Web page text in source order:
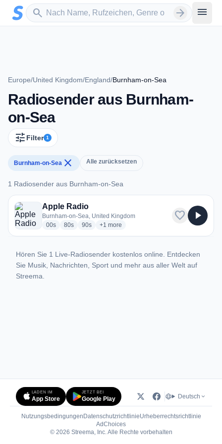
Zum Hauptinhalt springen
search
Sender suchen arrow_forward menu
Europe/United Kingdom/England/Burnham-on-Sea
Radiosender aus Burnham-
on-Sea
tune Filter 1
Burnham-on-Sea close Alle zurücksetzen
1 Radiosender aus Burnham-on-Sea
1 Radiosender aus Burnham-on-Sea
Apple Radio
Burnham-on-Sea, United Kingdom
00sradio stations
80sradio stations
90sradio stations
+1 more genres for Apple Radio
more
favorite play_arrow
Hören Sie 1 Live-Radiosender kostenlos online. Entdecken
Sie Musik, Nachrichten, Sport und mehr aus aller Welt auf
Streema.
LADEN IM
App Store
JETZT BEI
Google Play Deutsch
Nutzungsbedingungen DatenschutzrichtlinieUrheberrechtsrichtlinie
AdChoices(öffnet in neuem Tab)
© 2026 Streema, Inc. Alle Rechte vorbehalten